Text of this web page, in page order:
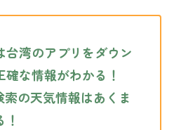
台湾のアプリをダウン
な情報がわかる！
索の天気情報はあくま